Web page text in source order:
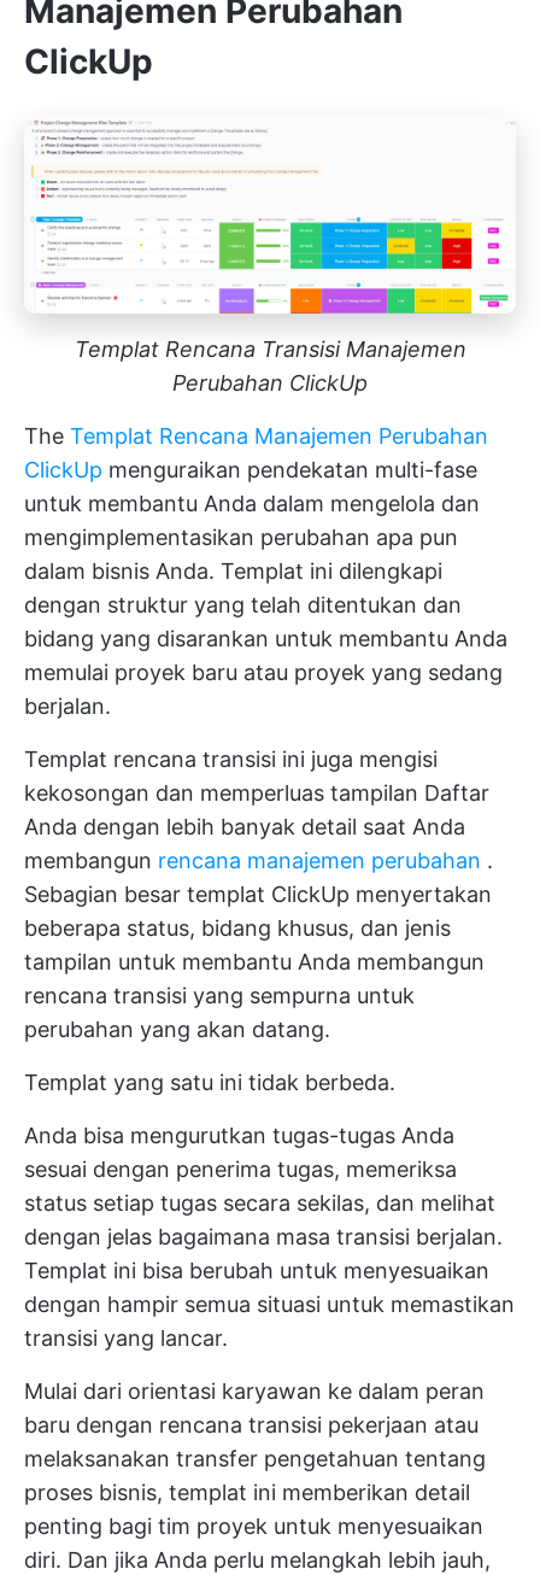
Manajemen Perubahan
ClickUp
Templat Rencana Transisi Manajemen
Perubahan ClickUp
The Templat Rencana Manajemen Perubahan
ClickUp menguraikan pendekatan multi-fase
untuk membantu Anda dalam mengelola dan
mengimplementasikan perubahan apa pun
dalam bisnis Anda. Templat ini dilengkapi
dengan struktur yang telah ditentukan dan
bidang yang disarankan untuk membantu Anda
memulai proyek baru atau proyek yang sedang
berjalan.
Templat rencana transisi ini juga mengisi
kekosongan dan memperluas tampilan Daftar
Anda dengan lebih banyak detail saat Anda
membangun rencana manajemen perubahan .
Sebagian besar templat ClickUp menyertakan
beberapa status, bidang khusus, dan jenis
tampilan untuk membantu Anda membangun
rencana transisi yang sempurna untuk
perubahan yang akan datang.
Templat yang satu ini tidak berbeda.
Anda bisa mengurutkan tugas-tugas Anda
sesuai dengan penerima tugas, memeriksa
status setiap tugas secara sekilas, dan melihat
dengan jelas bagaimana masa transisi berjalan.
Templat ini bisa berubah untuk menyesuaikan
dengan hampir semua situasi untuk memastikan
transisi yang lancar.
Mulai dari orientasi karyawan ke dalam peran
baru dengan rencana transisi pekerjaan atau
melaksanakan transfer pengetahuan tentang
proses bisnis, templat ini memberikan detail
penting bagi tim proyek untuk menyesuaikan
diri. Dan jika Anda perlu melangkah lebih jauh,